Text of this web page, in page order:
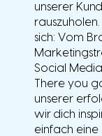
unserer
sich: Vom
Social
There you
unserer
wir dich
einfach eine